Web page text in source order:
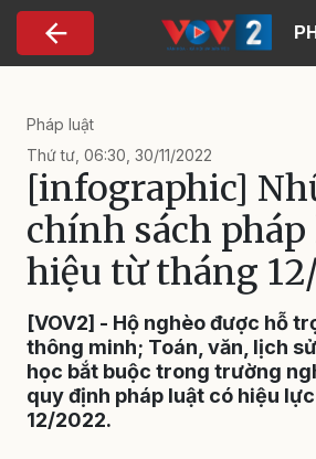
Nhảy đến nội dung
Pháp luật
Thứ tư, 06:30, 30/11/2022
[infographic]
chính sách
hiệu từ tháng
[VOV2] - Hộ nghèo được hỗ
thông minh; Toán, văn, lịch
học bắt buộc trong trường
quy định pháp luật có hiệu
12/2022.